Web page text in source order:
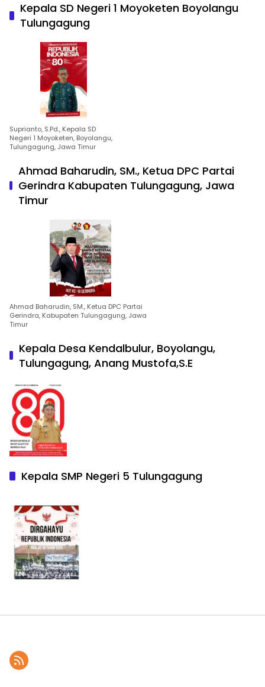
Kepala SD Negeri 1 Moyoketen Boyolangu
Tulungagung
Suprianto, S.Pd., Kepala SD
Negeri 1 Moyoketen, Boyolangu,
Tulungagung, Jawa Timur
Ahmad Baharudin, SM., Ketua DPC Partai
Gerindra Kabupaten Tulungagung, Jawa
Timur
Ahmad Baharudin, SM., Ketua DPC Partai
Gerindra, Kabupaten Tulungagung, Jawa
Timur
Kepala Desa Kendalbulur, Boyolangu,
Tulungagung, Anang Mustofa,S.E
Kepala SMP Negeri 5 Tulungagung